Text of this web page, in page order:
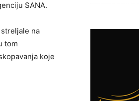
SANA.
na
tom
koje